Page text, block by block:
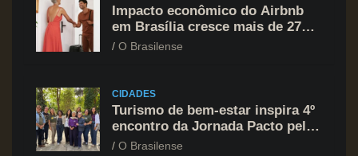
Impacto econômico do Airbnb
em Brasília cresce mais de 27%
e atinge R$ 1,6 bilhão
O Brasilense
CIDADES
Turismo de bem-estar inspira 4º
encontro da Jornada Pacto pelo
Turismo promovido pelo
O Brasilense